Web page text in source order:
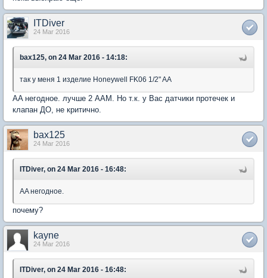
ITDiver
24 Mar 2016
bax125, on 24 Mar 2016 - 14:18:
так у меня 1 изделие Honeywell FK06 1/2" AA
AA негодное. лучше 2 AAM. Но т.к. у Вас датчики протечек и
клапан ДО, не критично.
bax125
24 Mar 2016
ITDiver, on 24 Mar 2016 - 16:48:
AA негодное.
почему?
kayne
24 Mar 2016
ITDiver, on 24 Mar 2016 - 16:48: